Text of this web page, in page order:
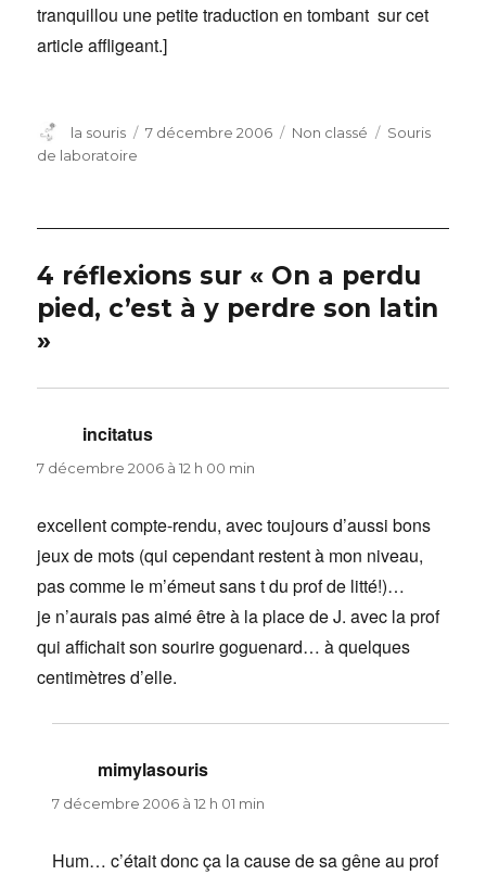
tranquillou une petite traduction en tombant sur cet
article affligeant.]
Auteur
la souris
Publié
7 décembre 2006 Catégories
Non classé Étiquettes
Souris
de laboratoire
4 réflexions sur « On a perdu
pied, c’est à y perdre son latin
»
incitatus
7 décembre 2006 à 12 h 00 min
excellent compte-rendu, avec toujours d’aussi bons
jeux de mots (qui cependant restent à mon niveau,
pas comme le m’émeut sans t du prof de litté!)…
je n’aurais pas aimé être à la place de J. avec la prof
qui affichait son sourire goguenard… à quelques
centimètres d’elle.
mimylasouris
7 décembre 2006 à 12 h 01 min
Hum… c’était donc ça la cause de sa gêne au prof